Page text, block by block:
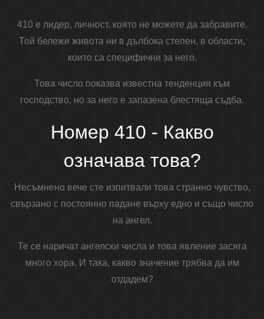
410 е лидер, личност, която не можете да забравите.
Той бележи живота ни в дълбока степен, в области,
които са специфични за него.
Това число показва известна тенденция към
господство, но за него е запазена блестяща съдба.
Номер 410 - Какво
означава това?
Несъмнено вече сте изпитвали това странно чувство,
свързано с постоянно падане върху едно и също число
на ангел.
Те се наричат ​​ангелски числа и това явление засяга
много хора. И така, какво значение трябва да им
отдадем?